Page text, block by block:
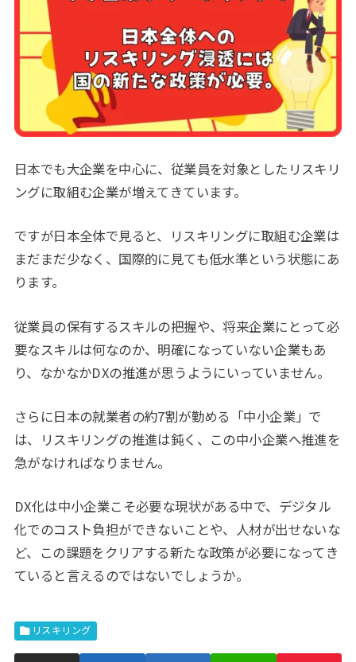
日本でも大企業を中心に、従業員を対象としたリスキリ
ングに取組む企業が増えてきています。
ですが日本全体で見ると、リスキリングに取組む企業は
まだまだ少なく、国際的に見ても低水準という状態にあ
ります。
従業員の保有するスキルの把握や、将来企業にとって必
要なスキルは何なのか、明確になっていない企業もあ
り、なかなかDXの推進が思うようにいっていません。
さらに日本の就業者の約7割が勤める「中小企業」で
は、リスキリングの推進は鈍く、この中小企業へ推進を
急がなければなりません。
DX化は中小企業こそ必要な現状がある中で、デジタル
化でのコスト負担ができないことや、人材が出せないな
ど、この課題をクリアする新たな政策が必要になってき
ていると言えるのではないでしょうか。
リスキリング